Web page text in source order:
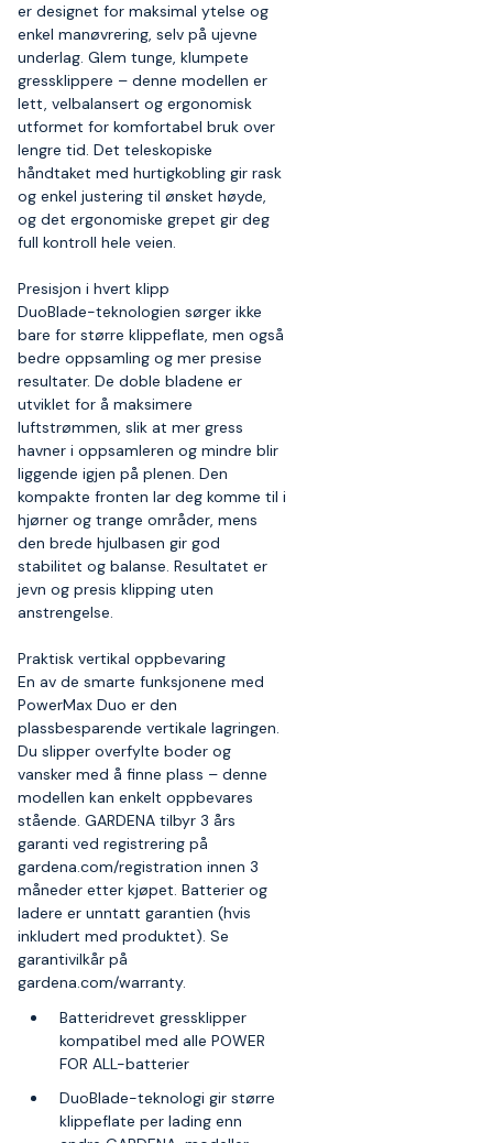
er designet for maksimal ytelse og
enkel manøvrering, selv på ujevne
underlag. Glem tunge, klumpete
gressklippere – denne modellen er
lett, velbalansert og ergonomisk
utformet for komfortabel bruk over
lengre tid. Det teleskopiske
håndtaket med hurtigkobling gir rask
og enkel justering til ønsket høyde,
og det ergonomiske grepet gir deg
full kontroll hele veien.
Presisjon i hvert klipp
DuoBlade-teknologien sørger ikke
bare for større klippeflate, men også
bedre oppsamling og mer presise
resultater. De doble bladene er
utviklet for å maksimere
luftstrømmen, slik at mer gress
havner i oppsamleren og mindre blir
liggende igjen på plenen. Den
kompakte fronten lar deg komme til i
hjørner og trange områder, mens
den brede hjulbasen gir god
stabilitet og balanse. Resultatet er
jevn og presis klipping uten
anstrengelse.
Praktisk vertikal oppbevaring
En av de smarte funksjonene med
PowerMax Duo er den
plassbesparende vertikale lagringen.
Du slipper overfylte boder og
vansker med å finne plass – denne
modellen kan enkelt oppbevares
stående. GARDENA tilbyr 3 års
garanti ved registrering på
gardena.com/registration innen 3
måneder etter kjøpet. Batterier og
ladere er unntatt garantien (hvis
inkludert med produktet). Se
garantivilkår på
gardena.com/warranty.
Batteridrevet gressklipper
kompatibel med alle POWER
FOR ALL-batterier
DuoBlade-teknologi gir større
klippeflate per lading enn